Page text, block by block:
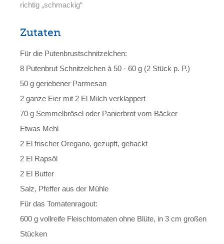
richtig „schmackig“
Zutaten
Für die Putenbrustschnitzelchen:
8 Putenbrut Schnitzelchen à 50 - 60 g (2 Stück p. P.)
50 g geriebener Parmesan
2 ganze Eier mit 2 El Milch verklappert
70 g Semmelbrösel oder Panierbrot vom Bäcker
Etwas Mehl
2 El frischer Oregano, gezupft, gehackt
2 El Rapsöl
2 El Butter
Salz, Pfeffer aus der Mühle
Für das Tomatenragout:
600 g vollreife Fleischtomaten ohne Blüte, in 3 cm großen
Stücken